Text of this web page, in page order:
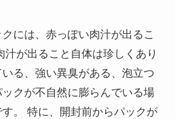
には、赤っぽい肉汁が出るこ
汁が出ること自体は珍しくあり
る、強い異臭がある、泡立つ
クが不自然に膨らんでいる場
。 特に、開封前からパックが